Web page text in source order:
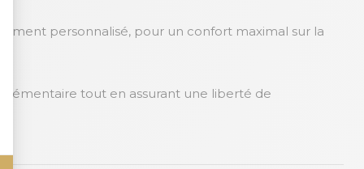
personnalisé, pour un confort maximal sur la
tout en assurant une liberté de